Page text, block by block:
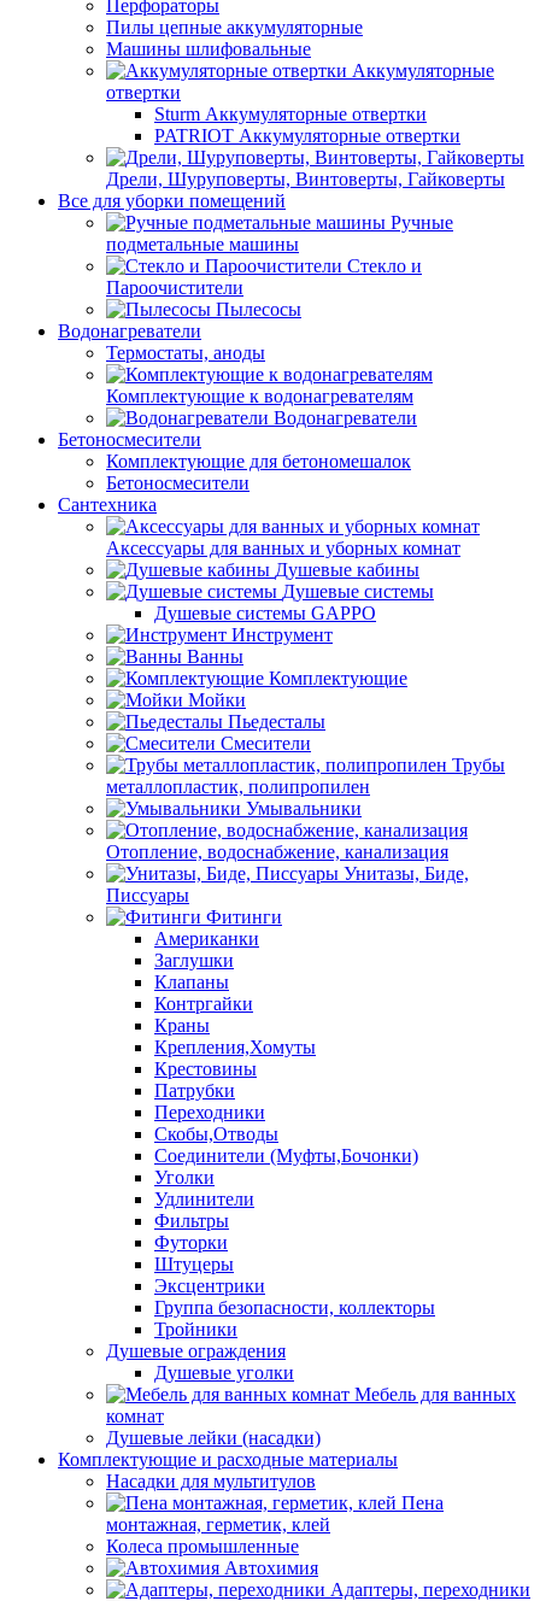
Перфораторы
Пилы цепные аккумуляторные
Машины шлифовальные
Аккумуляторные
отвертки
Sturm Аккумуляторные отвертки
PATRIOT Аккумуляторные отвертки
Дрели, Шуруповерты, Винтоверты, Гайковерты
Все для уборки помещений
Ручные
подметальные машины
Стекло и
Пароочистители
Пылесосы
Водонагреватели
Термостаты, аноды
Комплектующие к водонагревателям
Водонагреватели
Бетоносмесители
Комплектующие для бетономешалок
Бетоносмесители
Сантехника
Аксессуары для ванных и уборных комнат
Душевые кабины
Душевые системы
Душевые системы GAPPO
Инструмент
Ванны
Комплектующие
Мойки
Пьедесталы
Смесители
Трубы
металлопластик, полипропилен
Умывальники
Отопление, водоснабжение, канализация
Унитазы, Биде,
Писсуары
Фитинги
Американки
Заглушки
Клапаны
Контргайки
Краны
Крепления,Хомуты
Крестовины
Патрубки
Переходники
Скобы,Отводы
Соединители (Муфты,Бочонки)
Уголки
Удлинители
Фильтры
Футорки
Штуцеры
Эксцентрики
Группа безопасности, коллекторы
Тройники
Душевые ограждения
Душевые уголки
Мебель для ванных
комнат
Душевые лейки (насадки)
Комплектующие и расходные материалы
Насадки для мультитулов
Пена
монтажная, герметик, клей
Колеса промышленные
Автохимия
Адаптеры, переходники